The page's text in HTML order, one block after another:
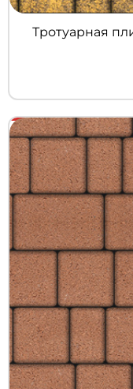
Тротуарная